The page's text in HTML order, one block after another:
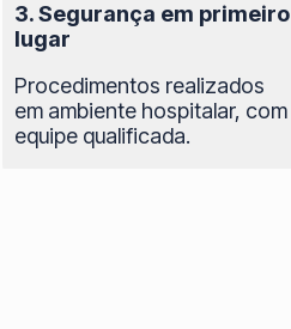
3. Segurança em primeiro
lugar
Procedimentos realizados
em ambiente hospitalar, com
equipe qualificada.